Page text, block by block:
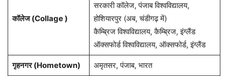
कॉलेज (Collage )
सरकारी कॉलेज, पंजाब विश्वविद्यालय,
होशियारपुर (अब, चंडीगढ़ में)
कैम्ब्रिज विश्वविद्यालय, कैम्ब्रिज, इंग्लैंड
ऑक्सफोर्ड विश्वविद्यालय, ऑक्सफोर्ड, इंग्लैंड
गृहनगर (Hometown) अमृतसर, पंजाब, भारत